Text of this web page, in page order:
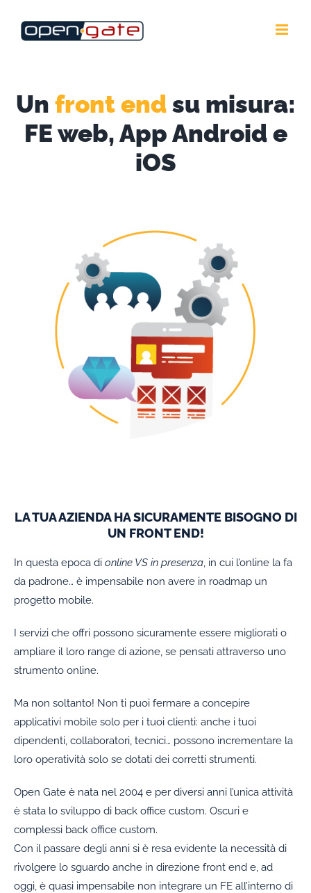
Un front endsu misura:
FE web, App Android e
iOS
LA TUA AZIENDA HA SICURAMENTE BISOGNO DI
UN FRONT END!
In questa epoca di online VS in presenza, in cui l’online la fa
da padrone… è impensabile non avere in roadmap un
progetto mobile.
I servizi che offri possono sicuramente essere migliorati o
ampliare il loro range di azione, se pensati attraverso uno
strumento online.
Ma non soltanto! Non ti puoi fermare a concepire
applicativi mobile solo per i tuoi clienti: anche i tuoi
dipendenti, collaboratori, tecnici… possono incrementare la
loro operatività solo se dotati dei corretti strumenti.
Open Gate è nata nel 2004 e per diversi anni l’unica attività
è stata lo sviluppo di back office custom. Oscuri e
complessi back office custom.
Con il passare degli anni si è resa evidente la necessità di
rivolgere lo sguardo anche in direzione front end e, ad
oggi, è quasi impensabile non integrare un FE all’interno di